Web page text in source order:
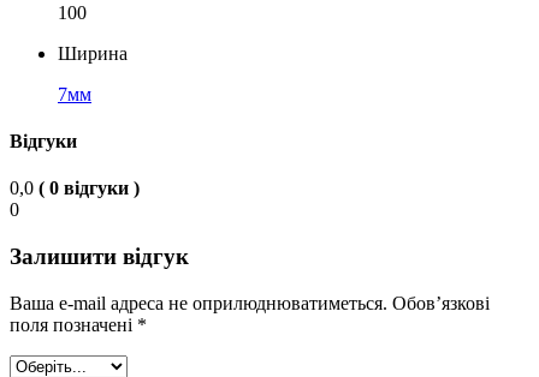
100
Ширина
7мм
Відгуки
0,0 ( 0 відгуки )
0
Залишити відгук
Ваша e-mail адреса не оприлюднюватиметься. Обов’язкові
поля позначені *